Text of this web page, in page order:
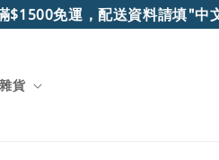
免運，配送資料請填"中文"地
貨